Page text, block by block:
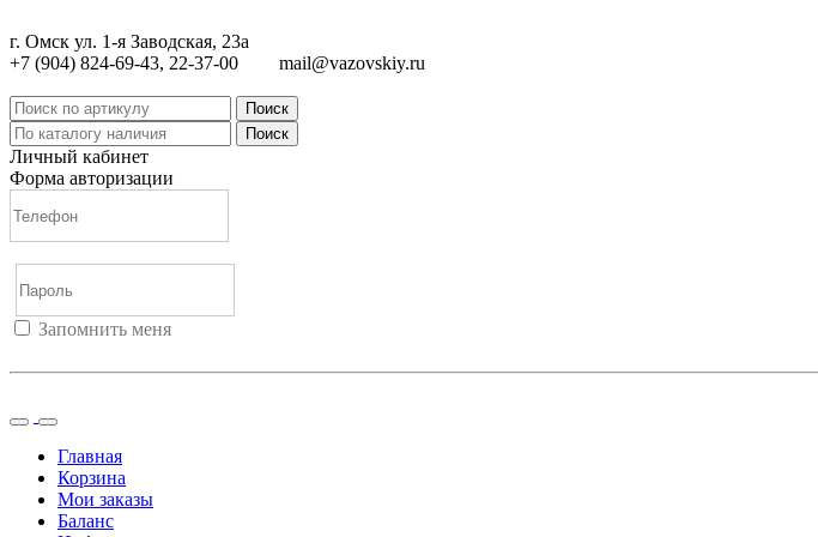
г. Омск ул. 1-я Заводская, 23а
+7 (904) 824-69-43, 22-37-00
mail@vazovskiy.ru
Поиск
Поиск
Личный кабинет
Форма авторизации
Запомнить меня
Главная
Корзина
Мои заказы
Баланс